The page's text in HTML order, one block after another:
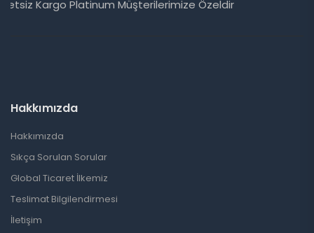
WhatsApp Chat
Hakkımızda
Hakkımızda
Sıkça Sorulan Sorular
Global Ticaret İlkemiz
Teslimat Bilgilendirmesi
İletişim